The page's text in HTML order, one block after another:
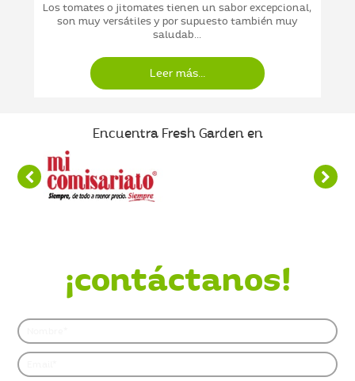
Los tomates o jitomates tienen un sabor excepcional,
son muy versátiles y por supuesto también muy
saludab...
Leer más...
Encuentra Fresh Garden en
¡contáctanos!